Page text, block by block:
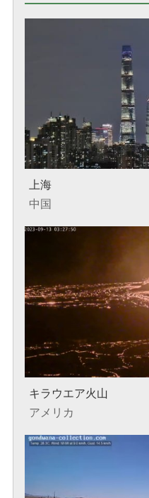
上海
中国
キラウエア火山
アメリカ